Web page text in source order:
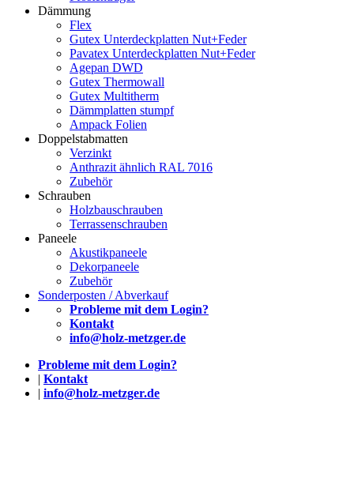
Dämmung
Flex
Gutex Unterdeckplatten Nut+Feder
Pavatex Unterdeckplatten Nut+Feder
Agepan DWD
Gutex Thermowall
Gutex Multitherm
Dämmplatten stumpf
Ampack Folien
Doppelstabmatten
Verzinkt
Anthrazit ähnlich RAL 7016
Zubehör
Schrauben
Holzbauschrauben
Terrassenschrauben
Paneele
Akustikpaneele
Dekorpaneele
Zubehör
Sonderposten / Abverkauf
Probleme mit dem Login?
Kontakt
info@holz-metzger.de
Probleme mit dem Login?
| Kontakt
| info@holz-metzger.de